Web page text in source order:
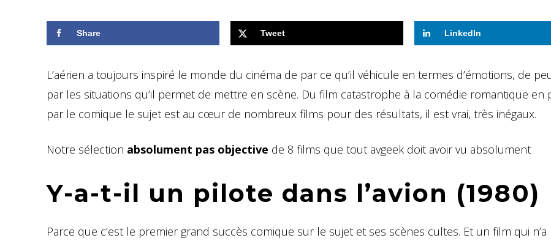
Share Tweet LinkedIn
L’aérien a toujours inspiré le monde du cinéma de par ce qu’il véhicule en termes d’émotions, de
par les situations qu’il permet de mettre en scène. Du film catastrophe à la comédie romantique en
par le comique le sujet est au cœur de nombreux films pour des résultats, il est vrai, très inégaux.
Notre sélection absolument pas objective de 8 films que tout avgeek doit avoir vu absolument
Y-a-t-il un pilote dans l’avion (1980)
Parce que c’est le premier grand succès comique sur le sujet et ses scènes cultes. Et un film qui n’a